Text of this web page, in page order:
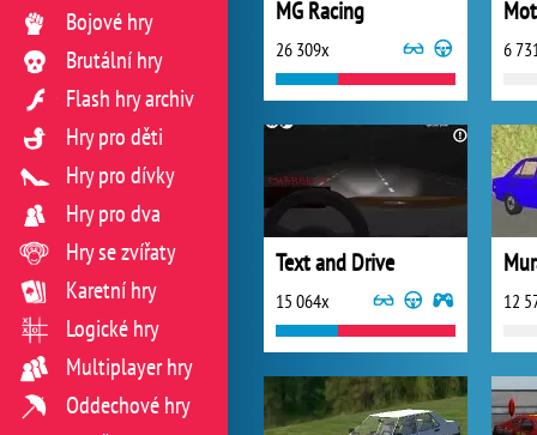
MG Racing
26 309x 6
Text and Drive
15 064x 12
Bojové hry
Brutální hry
Flash hry archiv
Hry pro děti
Hry pro dívky
Hry pro dva
Hry se zvířaty
Karetní hry
Logické hry
Multiplayer hry
Oddechové hry